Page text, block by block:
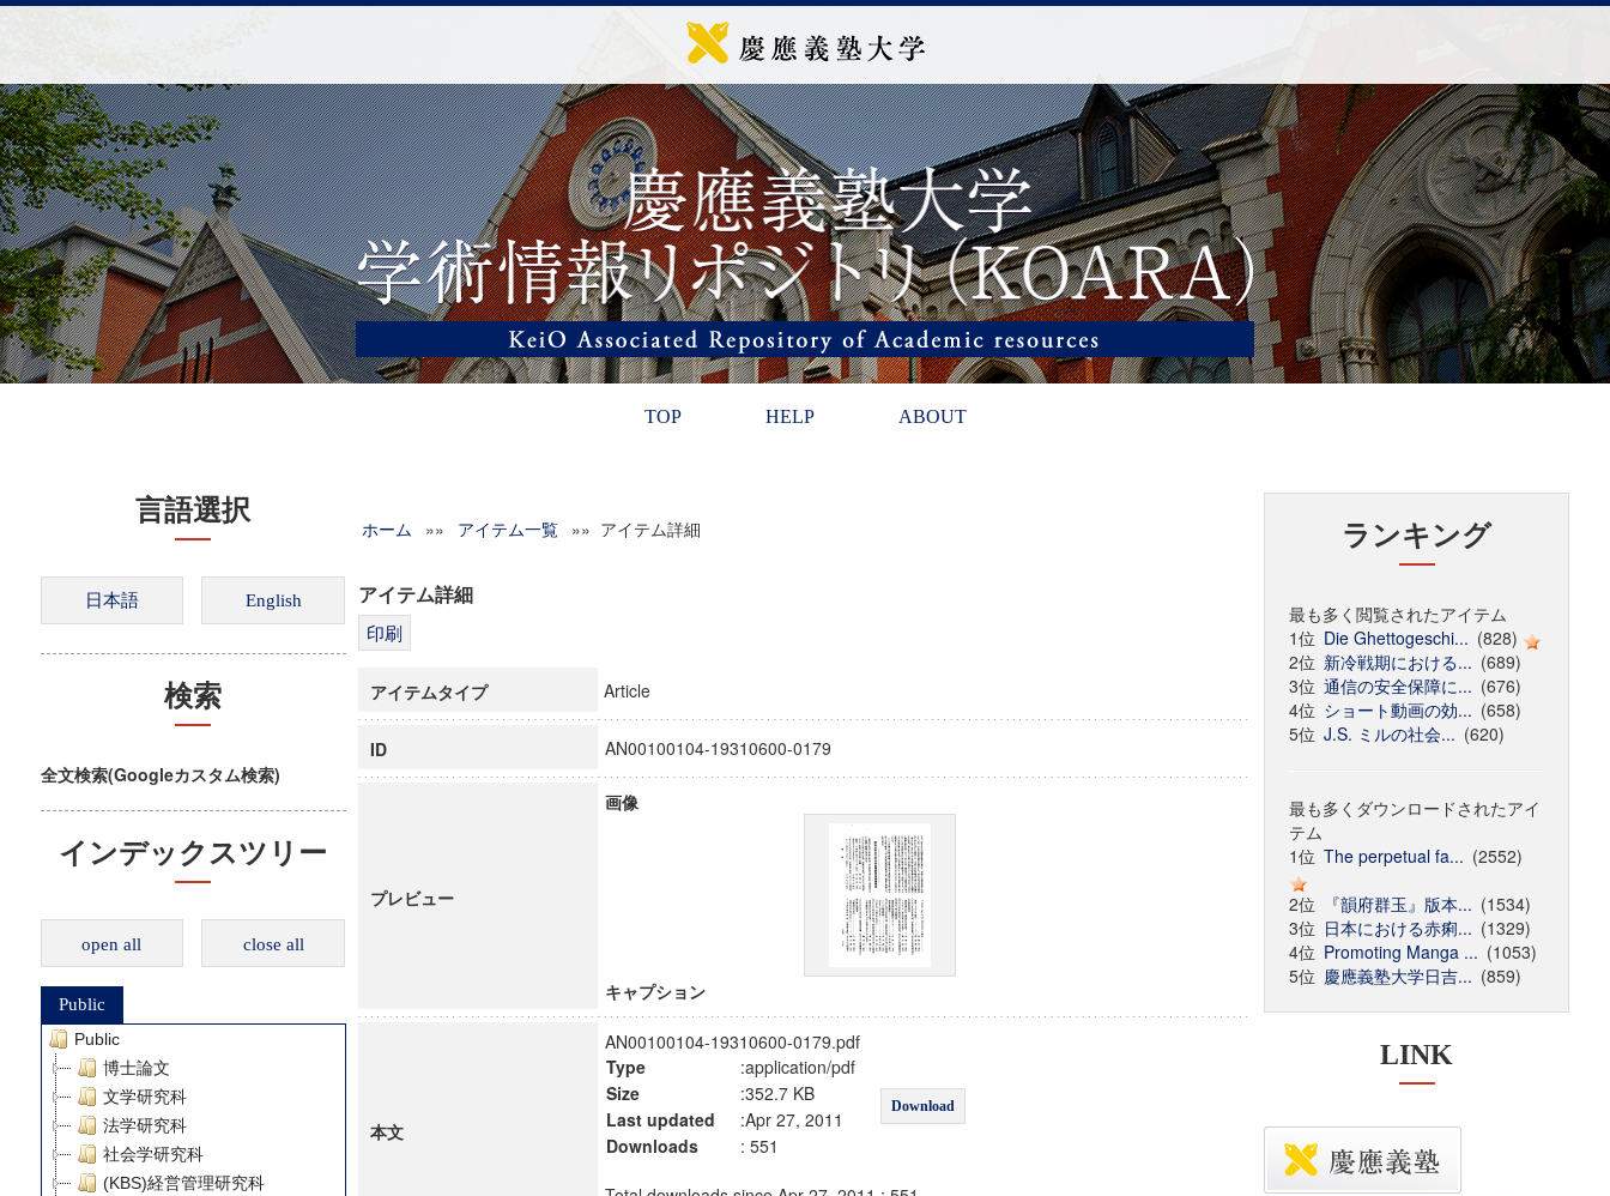
TOP HELP ABOUT
言語選択
検索
全文検索(Googleカスタム検索)
インデックスツリー
open all close all
Public
Public
博士論文
文学研究科
法学研究科
社会学研究科
(KBS)経営管理研究科
ホーム »» アイテム一覧 »» アイテム詳細
アイテム詳細
アイテムタイプ Article
ID AN00100104-19310600-0179
プレビュー
画像
キャプション
本文
AN00100104-19310600-0179.pdf
Type
:application/pdf
Download
Size
:352.7 KB
Last updated
:Apr 27, 2011
Downloads
: 551
ランキング
最も多く閲覧されたアイテム
1位 Die Ghettogeschi... (828)
2位 新冷戦期における... (689)
3位 通信の安全保障に... (676)
4位 ショート動画の効... (658)
5位 J.S. ミルの社会... (620)
最も多くダウンロードされたアイ
テム
1位 The perpetual fa... (2552)
2位
『韻府群玉』版本... (1534)
3位 日本における赤痢... (1329)
4位 Promoting Manga ... (1053)
5位 慶應義塾大学日吉... (859)
LINK